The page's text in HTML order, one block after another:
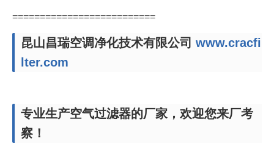
==========================
昆山昌瑞空调净化技术有限公司 www.cracfi
lter.com
专业生产空气过滤器的厂家，欢迎您来厂考
察！